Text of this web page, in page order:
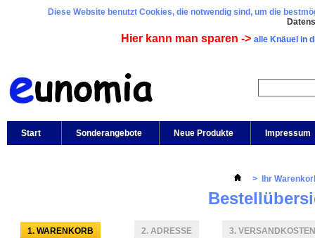
Diese Website benutzt Cookies, die notwendig sind, um die
Hier kann man sparen -> alle Knäuel in
Start Sonderangebote Neue Produkte Impressum
> Ihr
1. WARENKORB 2. ADRESSE 3. VERSANDKOSTEN